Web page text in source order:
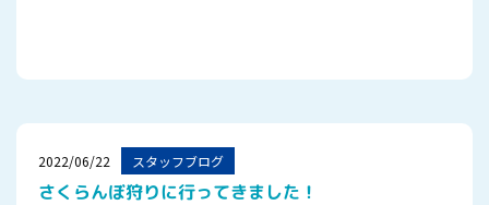
2022/06/22 スタッフブログ
さくらんぼ狩りに行ってきました！